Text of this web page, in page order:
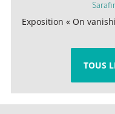
Exposition « On
TOUS